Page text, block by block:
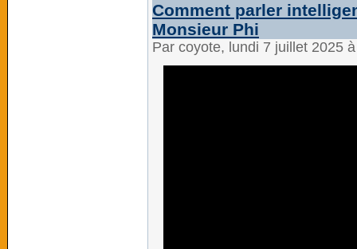
Comment parler
Monsieur Phi
Par coyote, lundi 7 juillet 2025